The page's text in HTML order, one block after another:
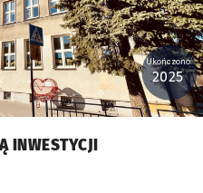
Ukończono:
2025
INWESTYCJI